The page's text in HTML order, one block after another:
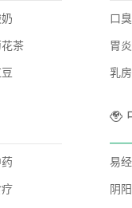
茶
口臭
胃炎
乳房
易经
阴阳